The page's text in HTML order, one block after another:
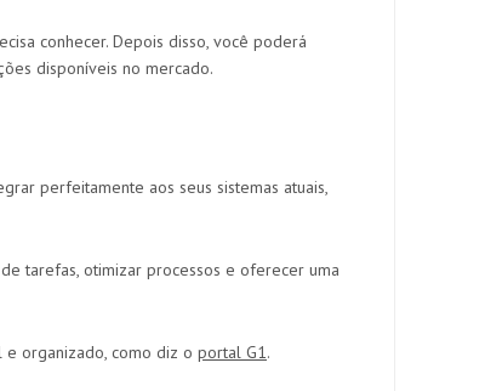
conhecer. Depois disso, você poderá
disponíveis no mercado.
perfeitamente aos seus sistemas atuais,
tarefas, otimizar processos e oferecer uma
e organizado, como diz o portal G1.